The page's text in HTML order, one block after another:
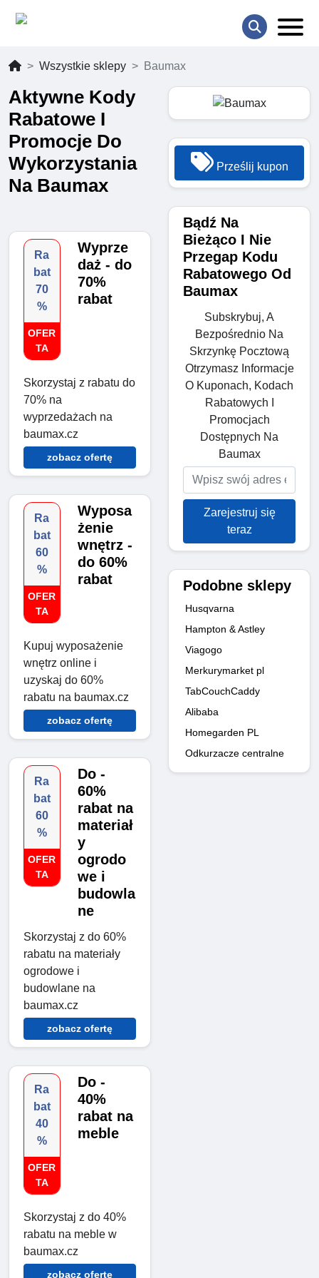
Wszystkie sklepy Baumax
Aktywne Kody
Rabatowe I
Promocje Do
Wykorzystania
Na Baumax
Ra
bat
70
%
OFER
TA
Wyprze
daż - do
70%
rabat
Skorzystaj z rabatu do
70% na
wyprzedażach na
baumax.cz
zobacz ofertę
Ra
bat
60
%
OFER
TA
Wyposa
żenie
wnętrz -
do 60%
rabat
Kupuj wyposażenie
wnętrz online i
uzyskaj do 60%
rabatu na baumax.cz
zobacz ofertę
Ra
bat
60
%
OFER
TA
Do -
60%
rabat na
materiał
y
ogrodo
we i
budowla
ne
Skorzystaj z do 60%
rabatu na materiały
ogrodowe i
budowlane na
baumax.cz
zobacz ofertę
Ra
bat
40
%
OFER
TA
Do -
40%
rabat na
meble
Skorzystaj z do 40%
rabatu na meble w
baumax.cz
zobacz ofertę
Prześlij kupon
Bądź Na
Bieżąco I Nie
Przegap Kodu
Rabatowego Od
Baumax
Subskrybuj, A
Bezpośrednio Na
Skrzynkę Pocztową
Otrzymasz Informacje
O Kuponach, Kodach
Rabatowych I
Promocjach
Dostępnych Na
Baumax
Zarejestruj się
teraz
Podobne sklepy
Husqvarna
Hampton & Astley
Viagogo
Merkurymarket pl
TabCouchCaddy
Alibaba
Homegarden PL
Odkurzacze centralne